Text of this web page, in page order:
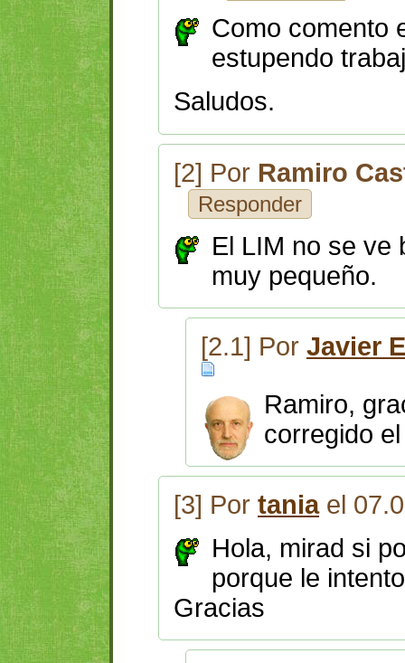
Como comento
estupendo
Saludos.
[2] Por Ramiro
Responder
El LIM no se ve
muy pequeño.
[2.1] Por Javier
Ramiro,
corregido
[3] Por taniael
Hola, mirad si
porque le
Gracias